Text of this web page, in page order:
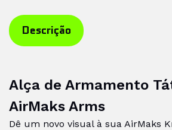
Descrição
Alça de Armamento
AirMaks Arms
Dê um novo visual à sua AirMaks